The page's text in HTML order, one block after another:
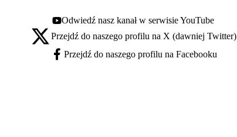
Youtube - otwiera się w nowej karcie
Odwiedź nasz kanał w serwisie YouTube
X - otwiera się w nowej karcie
Przejdź do naszego profilu na X (dawniej Twitter)
Facebook - otwiera się w nowej karcie
Przejdź do naszego profilu na Facebooku